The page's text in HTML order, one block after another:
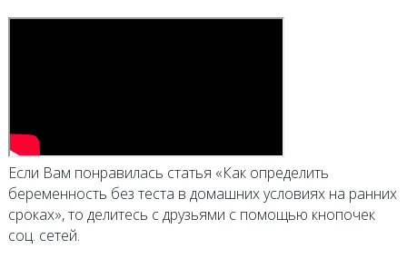
Если Вам понравилась статья «Как определить
беременность без теста в домашних условиях на ранних
сроках», то делитесь с друзьями с помощью кнопочек
соц. сетей.